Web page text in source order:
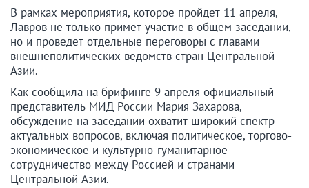
В рамках мероприятия, которое пройдет 11 апреля,
Лавров не только примет участие в общем заседании,
но и проведет отдельные переговоры с главами
внешнеполитических ведомств стран Центральной
Азии.
Как сообщила на брифинге 9 апреля официальный
представитель МИД России Мария Захарова,
обсуждение на заседании охватит широкий спектр
актуальных вопросов, включая политическое, торгово-
экономическое и культурно-гуманитарное
сотрудничество между Россией и странами
Центральной Азии.